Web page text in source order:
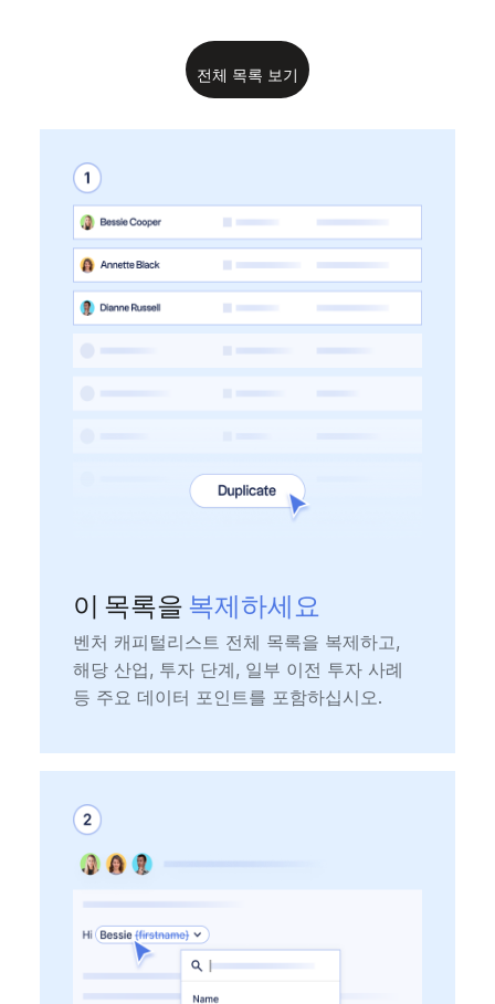
전체 목록 보기
이 목록을 복제하세요
벤처 캐피털리스트 전체 목록을 복제하고,
해당 산업, 투자 단계, 일부 이전 투자 사례
등 주요 데이터 포인트를 포함하십시오.